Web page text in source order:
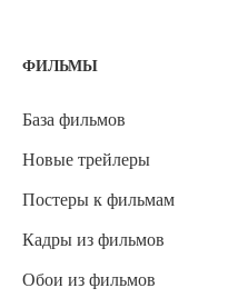
ФИЛЬМЫ
База фильмов
Новые трейлеры
Постеры к фильмам
Кадры из фильмов
Обои из фильмов